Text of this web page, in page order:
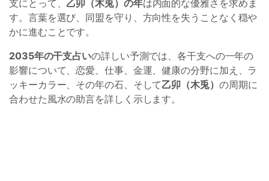
支にとって、 乙卯（木兎）の年は内面的な優雅さを求めま
す。言葉を選び、同盟を守り、方向性を失うことなく穏や
かに進むことです。
2035年の干支占いの詳しい予測では、各干支への一年の
影響について、恋愛、仕事、金運、健康の分野に加え、ラ
ッキーカラー、その年の石、そして乙卯（木兎） の周期に
合わせた風水の助言を詳しく示します。